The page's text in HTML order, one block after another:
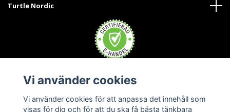
Turtle Nordic
Vi använder cookies
Vi använder cookies för att anpassa det innehåll som
visas för dig och för att du ska få bästa tänkbara